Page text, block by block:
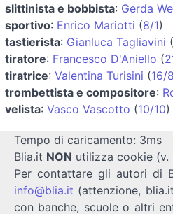
slittinista e bobbista: Gerda
sportivo: Enrico Mariotti (8/1)
tastierista: Gianluca Tagliavini (
tiratore: Francesco D'Aniello (
tiratrice: Valentina Turisini (16/8
trombettista e compositore:
velista: Vasco Vascotto (10/10)
Tempo di caricamento: 3ms
Blia.it NON utilizza cookie (v.
Per contattare gli autori di
info@blia.it (attenzione,
con banche, scuole o altri